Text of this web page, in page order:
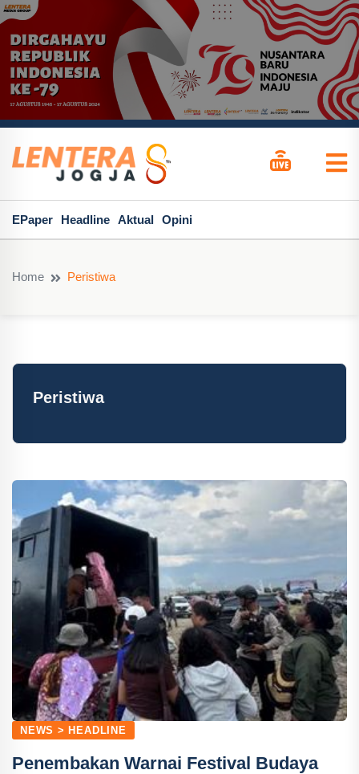
EPaper Headline Aktual Opini
Home Peristiwa
Peristiwa
NEWS > HEADLINE
Penembakan Warnai Festival Budaya